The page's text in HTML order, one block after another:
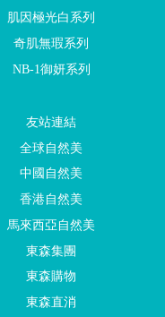
肌因極光白系列
奇肌無瑕系列
NB-1御妍系列
友站連結
全球自然美
中國自然美
香港自然美
馬來西亞自然美
東森集團
東森購物
東森直消